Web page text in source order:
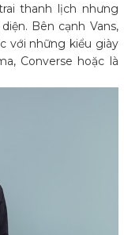
thanh lịch nhưng
Bên cạnh Vans,
với những kiểu giày
Converse hoặc là